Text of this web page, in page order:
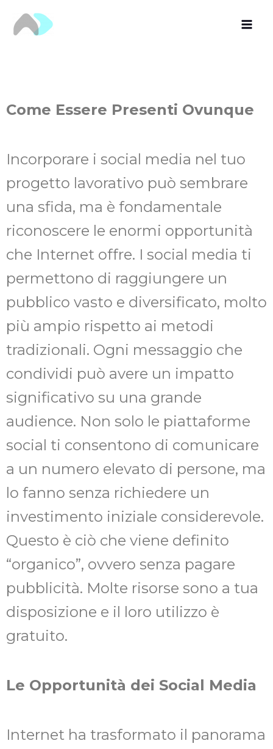
Come Essere Presenti Ovunque
Incorporare i social media nel tuo
progetto lavorativo può sembrare
una sfida, ma è fondamentale
riconoscere le enormi opportunità
che Internet offre. I social media ti
permettono di raggiungere un
pubblico vasto e diversificato, molto
più ampio rispetto ai metodi
tradizionali. Ogni messaggio che
condividi può avere un impatto
significativo su una grande
audience. Non solo le piattaforme
social ti consentono di comunicare
a un numero elevato di persone, ma
lo fanno senza richiedere un
investimento iniziale considerevole.
Questo è ciò che viene definito
“organico”, ovvero senza pagare
pubblicità. Molte risorse sono a tua
disposizione e il loro utilizzo è
gratuito.
Le Opportunità dei Social Media
Internet ha trasformato il panorama